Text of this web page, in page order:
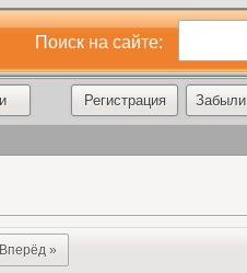
Поиск на сайте:
Регистрация
Вперёд »